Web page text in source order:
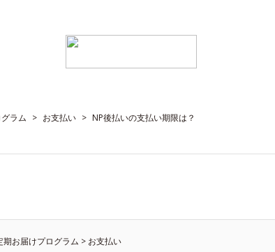
ラム > お支払い > NP後払いの支払い期限は？
お届けプログラム > お支払い